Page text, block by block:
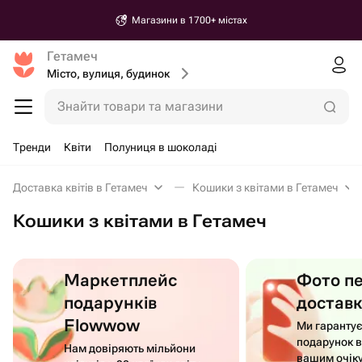
Магазини в 1700+ містах
Гетамеч
Місто, вулиця, будинок
Знайти товари та магазини
Тренди Квіти Полуниця в шоколаді
Доставка квітів в Гетамеч Кошики з квітами в Гетамеч
Кошики з квітами в Гетамеч
Маркетплейс
подарунків
Flowwow
Нам довіряють мільйони
Фото
Ми
подарунок
вашим